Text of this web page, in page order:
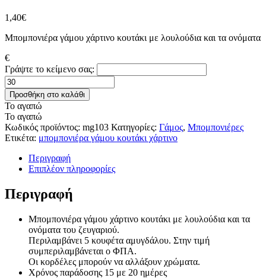
1,40€
Μπομπονιέρα γάμου χάρτινο κουτάκι με λουλούδια και τα ονόματα
€
Γράψτε το κείμενο σας:
Μπομπονιέρα
κουτάκι
mg103
ποσότητα
Προσθήκη στο καλάθι
Το αγαπώ
Το αγαπώ
Κωδικός προϊόντος: mg103 Κατηγορίες: Γάμος, Μπομπονιέρες
Ετικέτα: μπομπονιέρα γάμου κουτάκι χάρτινο
Περιγραφή
Επιπλέον πληροφορίες
Περιγραφή
Μπομπονιέρα γάμου χάρτινο κουτάκι με λουλούδια και τα
ονόματα του ζευγαριού.
Περιλαμβάνει 5 κουφέτα αμυγδάλου. Στην τιμή
συμπεριλαμβάνεται ο ΦΠΑ.
Οι κορδέλες μπορούν να αλλάξουν χρώματα.
Χρόνος παράδοσης 15 με 20 ημέρες